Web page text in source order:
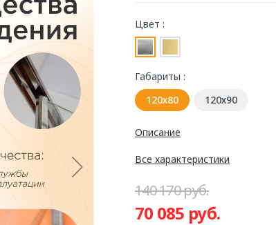
Цвет :
Габариты :
120х80
120х90
Описание
Все характеристики
140 170 руб.
70 085 руб.